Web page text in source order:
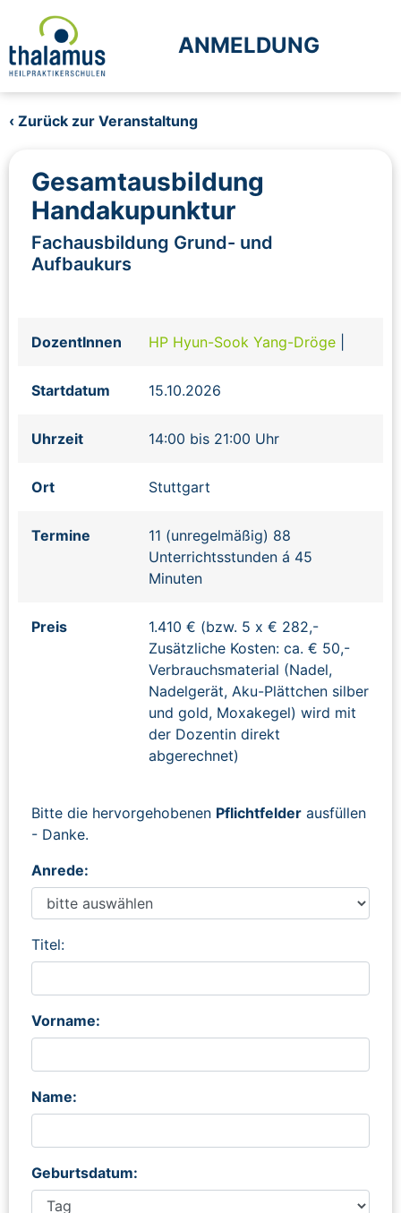
ANMELDUNG
‹ Zurück zur Veranstaltung
Gesamtausbildung
Handakupunktur
Fachausbildung Grund- und
Aufbaukurs
DozentInnen HP Hyun-Sook Yang-Dröge
Startdatum 15.10.2026
Uhrzeit 14:00 bis 21:00 Uhr
Ort Stuttgart
Termine
11 (unregelmäßig) 88
Unterrichtsstunden á 45
Minuten
Preis
1.410 € (bzw. 5 x € 282,-
Zusätzliche Kosten: ca. € 50,-
Verbrauchsmaterial (Nadel,
Nadelgerät, Aku-Plättchen silber
und gold, Moxakegel) wird mit
der Dozentin direkt
abgerechnet)
Bitte die hervorgehobenen Pflichtfelder ausfüllen
- Danke.
Anrede:
Titel:
Vorname:
Name:
Geburtsdatum: